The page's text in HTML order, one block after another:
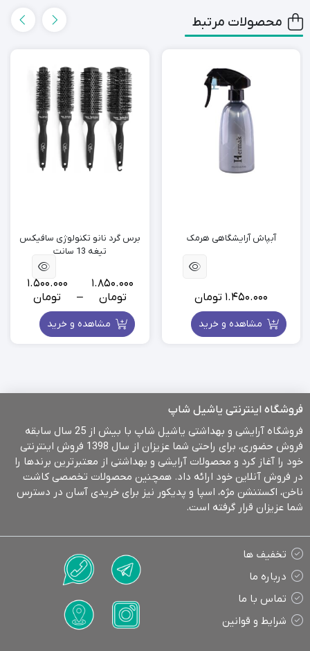
محصولات مرتبط
آبپاش آرایشگاهی هرمک
1.450.000 تومان
مشاهده و خرید
برس گرد نانو تکنولوژی سافیکس
تیغه 13 سانت
1.850.000
تومان
–
1.500.000
تومان
Price
range:
1.500.000
تومان
مشاهده و خرید
فروشگاه اینترنتی یاشیل شاپ
فروشگاه آرایشی و بهداشتی یاشیل شاپ با بیش از 25 سال سابقه
فروش حضوری، برای راحتی شما عزیزان از سال 1398 فروش اینترنتی
خود را آغاز کرد و محصولات آرایشی و بهداشتی از معتبرترین برندها را
در فروش آنلاین خود ارائه داد. همچنین محصولات تخصصی کاشت
ناخن، اکستنشن مژه، اسپا و پدیکور نیز برای خریدی آسان در دسترس
شما عزیزان قرار گرفته است.
تخفیف ها
درباره ما
تماس با ما
شرایط و قوانین